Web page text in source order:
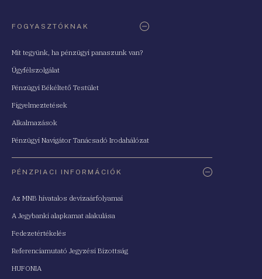
FOGYASZTÓKNAK
Mit tegyünk, ha pénzügyi panaszunk van?
Ügyfélszolgálat
Pénzügyi Békéltető Testület
Figyelmeztetések
Alkalmazások
Pénzügyi Navigátor Tanácsadó Irodahálózat
PÉNZPIACI INFORMÁCIÓK
Az MNB hivatalos devizaárfolyamai
A Jegybanki alapkamat alakulása
Fedezetértékelés
Referenciamutató Jegyzési Bizottság
HUFONIA